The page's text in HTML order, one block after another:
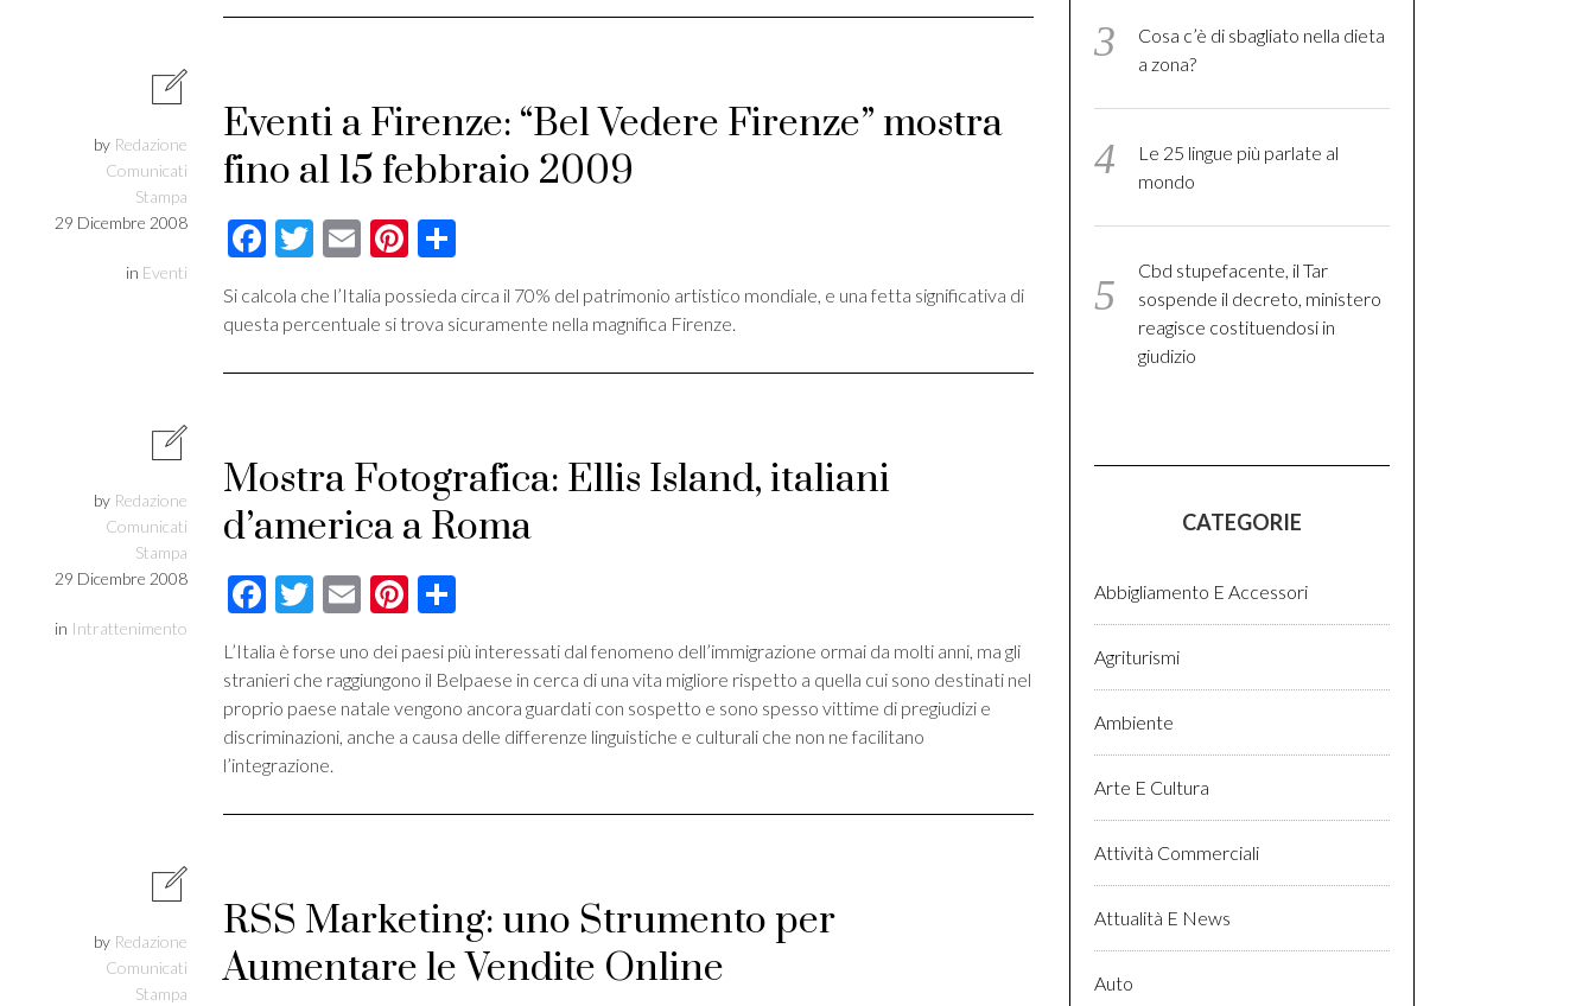
by Redazione
Comunicati
Stampa
29 Dicembre 2008
in Eventi
Eventi a Firenze: “Bel Vedere Firenze” mostra
fino al 15 febbraio 2009
Facebook
Twitter
EmailPinterest
Condividi
Si calcola che l’Italia possieda circa il 70% del patrimonio artistico mondiale, e una fetta significativa di
questa percentuale si trova sicuramente nella magnifica Firenze.
by Redazione
Comunicati
Stampa
29 Dicembre 2008
in Intrattenimento
Mostra Fotografica: Ellis Island, italiani
d’america a Roma
Facebook
Twitter
EmailPinterest
Condividi
L’Italia è forse uno dei paesi più interessati dal fenomeno dell’immigrazione ormai da molti anni, ma gli
stranieri che raggiungono il Belpaese in cerca di una vita migliore rispetto a quella cui sono destinati nel
proprio paese natale vengono ancora guardati con sospetto e sono spesso vittime di pregiudizi e
discriminazioni, anche a causa delle differenze linguistiche e culturali che non ne facilitano
l’integrazione.
by Redazione
Comunicati
Stampa
RSS Marketing: uno Strumento per
Aumentare le Vendite Online
Cosa c’è di sbagliato nella dieta
a zona?
Le 25 lingue più parlate al
mondo
Cbd stupefacente, il Tar
sospende il decreto, ministero
reagisce costituendosi in
giudizio
CATEGORIE
Abbigliamento E Accessori
Agriturismi
Ambiente
Arte E Cultura
Attività Commerciali
Attualità E News
Auto